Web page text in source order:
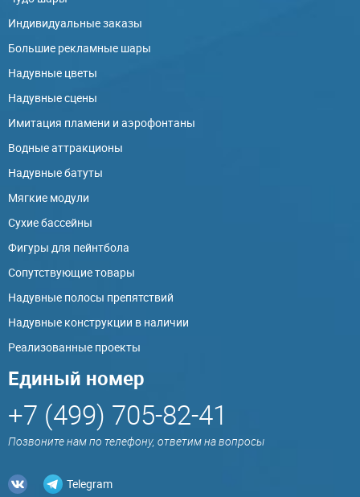
Индивидуальные заказы
Большие рекламные шары
Надувные цветы
Надувные сцены
Имитация пламени и аэрофонтаны
Водные аттракционы
Надувные батуты
Мягкие модули
Сухие бассейны
Фигуры для пейнтбола
Сопутствующие товары
Надувные полосы препятствий
Надувные конструкции в наличии
Реализованные проекты
Единый номер
+7 (499) 705-82-41
Позвоните нам по телефону, ответим на вопросы
Telegram